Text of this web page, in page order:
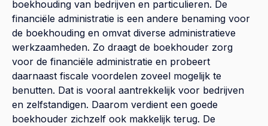
boekhouding van bedrijven en particulieren. De
financiële administratie is een andere benaming voor
de boekhouding en omvat diverse administratieve
werkzaamheden. Zo draagt de boekhouder zorg
voor de financiële administratie en probeert
daarnaast fiscale voordelen zoveel mogelijk te
benutten. Dat is vooral aantrekkelijk voor bedrijven
en zelfstandigen. Daarom verdient een goede
boekhouder zichzelf ook makkelijk terug. De